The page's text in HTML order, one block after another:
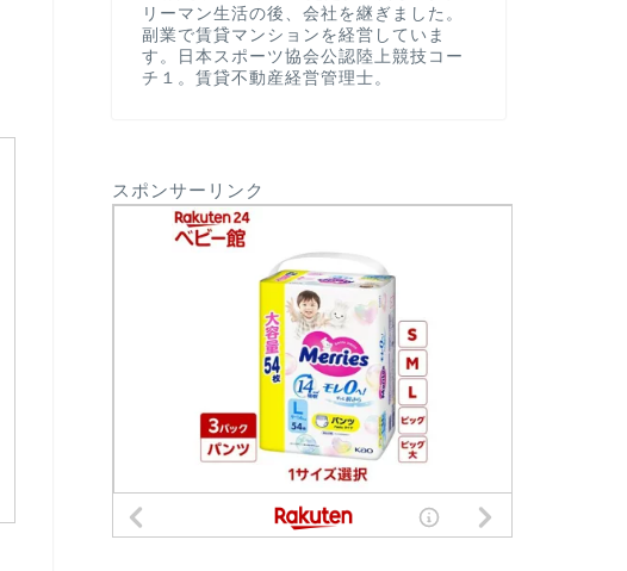
リーマン生活の後、会社を継ぎました。
副業で賃貸マンションを経営していま
す。日本スポーツ協会公認陸上競技コー
チ１。賃貸不動産経営管理士。
スポンサーリンク